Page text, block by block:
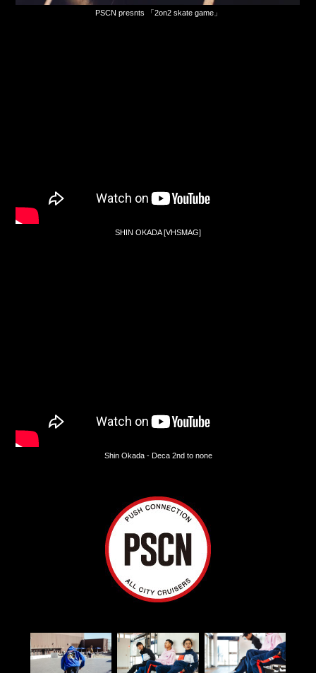
PSCN presnts 「2on2 skate game」
SHIN OKADA [VHSMAG]
Shin Okada - Deca 2nd to none